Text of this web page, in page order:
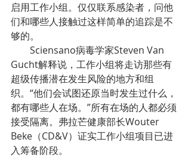
启用工作小组。仅仅联系感染者，问他
们和哪些人接触过这样简单的追踪是不
够的。
Gucht解释说，工作小组将走访那些有
超级传播潜在发生风险的地方和组
织。“他们会试图还原当时发生过什么，
都有哪些人在场。”所有在场的人都必须
接受隔离。弗拉芒健康部长Wouter
Beke（CD&V）证实工作小组项目已进
入筹备阶段。